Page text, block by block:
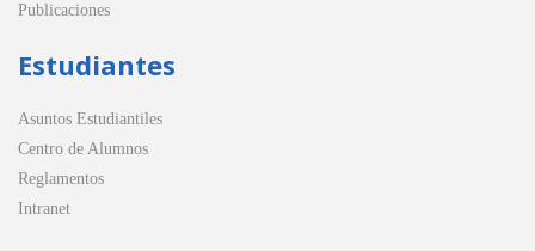
Publicaciones
Estudiantes
Asuntos Estudiantiles
Centro de Alumnos
Reglamentos
Intranet